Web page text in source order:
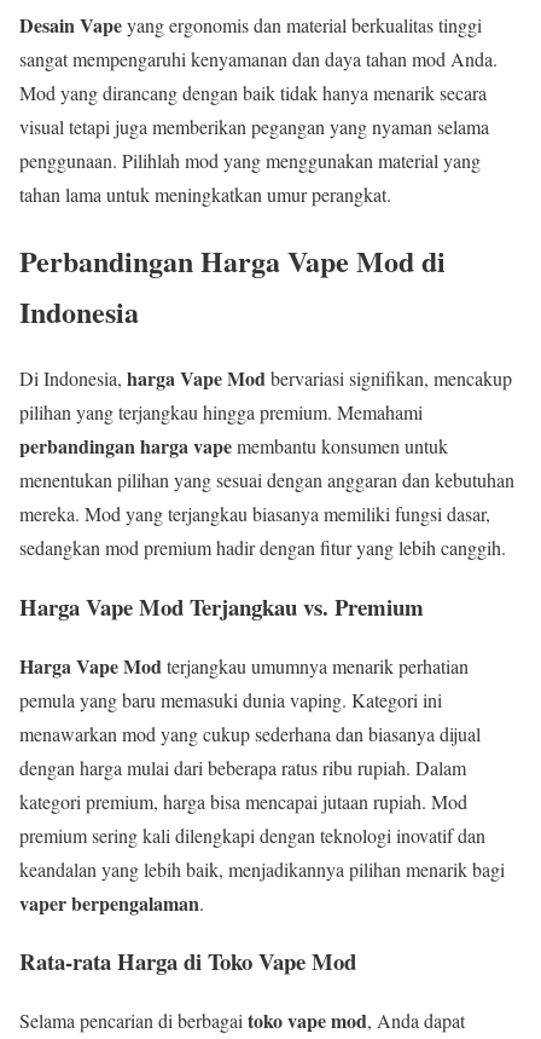
Desain Vapeyang ergonomis dan material berkualitas tinggi
sangat mempengaruhi kenyamanan dan daya tahan mod Anda.
Mod yang dirancang dengan baik tidak hanya menarik secara
visual tetapi juga memberikan pegangan yang nyaman selama
penggunaan. Pilihlah mod yang menggunakan material yang
tahan lama untuk meningkatkan umur perangkat.
Perbandingan Harga Vape Mod di
Indonesia
Di Indonesia, harga Vape Modbervariasi signifikan, mencakup
pilihan yang terjangkau hingga premium. Memahami
perbandingan harga vapemembantu konsumen untuk
menentukan pilihan yang sesuai dengan anggaran dan kebutuhan
mereka. Mod yang terjangkau biasanya memiliki fungsi dasar,
sedangkan mod premium hadir dengan fitur yang lebih canggih.
Harga Vape Mod Terjangkau vs. Premium
Harga Vape Modterjangkau umumnya menarik perhatian
pemula yang baru memasuki dunia vaping. Kategori ini
menawarkan mod yang cukup sederhana dan biasanya dijual
dengan harga mulai dari beberapa ratus ribu rupiah. Dalam
kategori premium, harga bisa mencapai jutaan rupiah. Mod
premium sering kali dilengkapi dengan teknologi inovatif dan
keandalan yang lebih baik, menjadikannya pilihan menarik bagi
vaper berpengalaman.
Rata-rata Harga di Toko Vape Mod
Selama pencarian di berbagai toko vape mod, Anda dapat